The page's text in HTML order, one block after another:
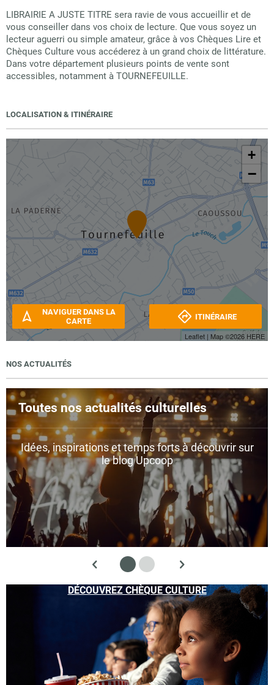
LIBRAIRIE A JUSTE TITRE sera ravie de vous accueillir et de
vous conseiller dans vos choix de lecture. Que vous soyez un
lecteur aguerri ou simple amateur, grâce à vos Chèques Lire et
Chèques Culture vous accéderez à un grand choix de littérature.
Dans votre département plusieurs points de vente sont
accessibles, notamment à TOURNEFEUILLE.
LOCALISATION & ITINÉRAIRE
+
−
Leaflet | Map ©2026 HERE
NAVIGUER DANS LA
CARTE
ITINÉRAIRE
NOS ACTUALITÉS
Toutes nos actualités culturelles
Idées, inspirations et temps forts à découvrir sur
le blog Upcoop
DÉCOUVREZ CHÈQUE CULTURE